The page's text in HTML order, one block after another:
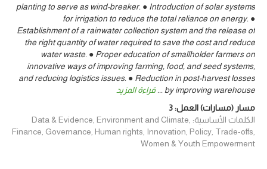
planting to serve as wind-breaker. ● Introduction of solar systems
for irrigation to reduce the total reliance on energy. ●
Establishment of a rainwater collection system and the release of
the right quantity of water required to save the cost and reduce
water waste. ● Proper education of smallholder farmers on
innovative ways of improving farming, food, and seed systems,
and reducing logistics issues. ● Reduction in post-harvest losses
by improving warehouse
... قراءة المزيد
مسار (مسارات) العمل:3
الكلمات الأساسية: Data & Evidence, Environment and Climate,
Finance, Governance, Human rights, Innovation, Policy, Trade-offs,
Women & Youth Empowerment